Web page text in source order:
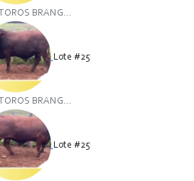
TOROS BRANG...
Lote #25
TOROS BRANG...
Lote #25